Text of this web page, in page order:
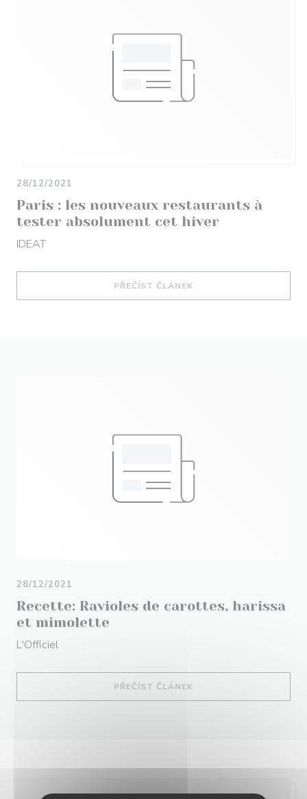
Paris : les nouveaux restaurants à
tester absolument cet hiver
28/12/2021
IDEAT
PŘEČÍST ČLÁNEK((OTEVŘE SE V NOVÉM
Recette: Ravioles de carottes, harissa
et mimolette
28/12/2021
L'Officiel
PŘEČÍST ČLÁNEK((OTEVŘE SE V NOVÉM